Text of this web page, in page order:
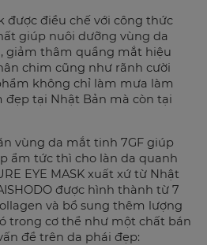
được điều chế với công thức
giúp nuôi dưỡng vùng da
giảm thâm quầng mắt hiệu
chim cũng như rãnh cười
không chỉ làm mưa làm
tại Nhật Bản mà còn tại
vùng da mắt tinh 7GF giúp
ẩm tức thì cho làn da quanh
EYE MASK xuất xứ từ Nhật
được hình thành từ 7
và bổ sung thêm lượng
trong cơ thể như một chất bán
đề trên da phái đẹp: